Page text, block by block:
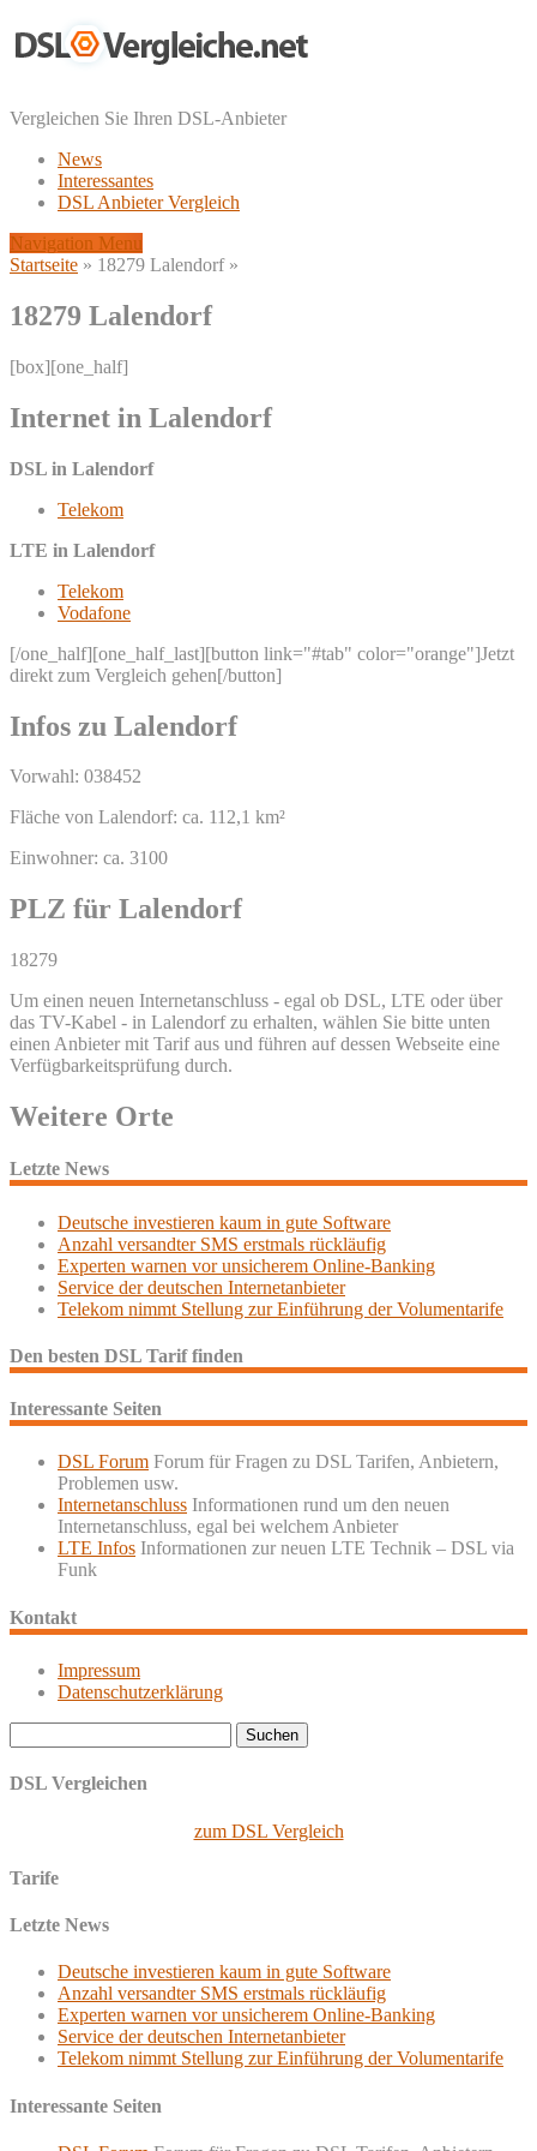
Vergleichen Sie Ihren DSL-Anbieter
News
Interessantes
DSL Anbieter Vergleich
Navigation Menu
Startseite » 18279 Lalendorf »
18279 Lalendorf
[box][one_half]
Internet in Lalendorf
DSL in Lalendorf
Telekom
LTE in Lalendorf
Telekom
Vodafone
[/one_half][one_half_last][button link="#tab" color="orange"]Jetzt
direkt zum Vergleich gehen[/button]
Infos zu Lalendorf
Vorwahl: 038452
Fläche von Lalendorf: ca. 112,1 km²
Einwohner: ca. 3100
PLZ für Lalendorf
18279
Um einen neuen Internetanschluss - egal ob DSL, LTE oder über
das TV-Kabel - in Lalendorf zu erhalten, wählen Sie bitte unten
einen Anbieter mit Tarif aus und führen auf dessen Webseite eine
Verfügbarkeitsprüfung durch.
Weitere Orte
Letzte News
Deutsche investieren kaum in gute Software
Anzahl versandter SMS erstmals rückläufig
Experten warnen vor unsicherem Online-Banking
Service der deutschen Internetanbieter
Telekom nimmt Stellung zur Einführung der Volumentarife
Den besten DSL Tarif finden
Interessante Seiten
DSL Forum Forum für Fragen zu DSL Tarifen, Anbietern,
Problemen usw.
Internetanschluss Informationen rund um den neuen
Internetanschluss, egal bei welchem Anbieter
LTE Infos Informationen zur neuen LTE Technik – DSL via
Funk
Kontakt
Impressum
Datenschutzerklärung
nach:
DSL Vergleichen
zum DSL Vergleich
Tarife
Letzte News
Deutsche investieren kaum in gute Software
Anzahl versandter SMS erstmals rückläufig
Experten warnen vor unsicherem Online-Banking
Service der deutschen Internetanbieter
Telekom nimmt Stellung zur Einführung der Volumentarife
Interessante Seiten